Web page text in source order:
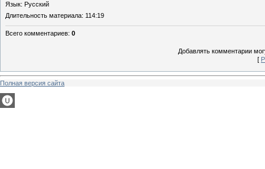
Язык: Русский
Длительность материала: 114:19
Всего комментариев: 0
Добавлять комментарии
[
Полная версия сайта